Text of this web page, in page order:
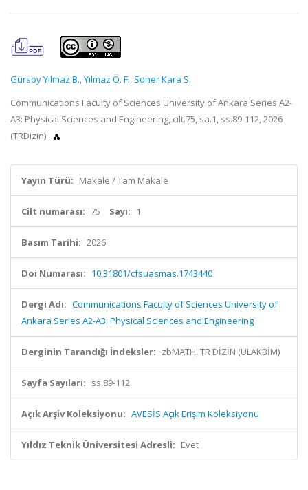
Gürsoy Yılmaz B.,Yılmaz Ö. F., Soner Kara S.
Communications Faculty of Sciences University of Ankara Series A2-
A3: Physical Sciences and Engineering, cilt.75, sa.1, ss.89-112, 2026
(TRDizin)
Yayın Türü: Makale / Tam Makale
Cilt numarası: 75 Sayı: 1
Basım Tarihi: 2026
Doi Numarası: 10.31801/cfsuasmas.1743440
Dergi Adı: Communications Faculty of Sciences University of
Ankara Series A2-A3: Physical Sciences and Engineering
Derginin Tarandığı İndeksler: zbMATH, TR DİZİN (ULAKBİM)
Sayfa Sayıları: ss.89-112
Açık Arşiv Koleksiyonu: AVESİS Açık Erişim Koleksiyonu
Yıldız Teknik Üniversitesi Adresli: Evet